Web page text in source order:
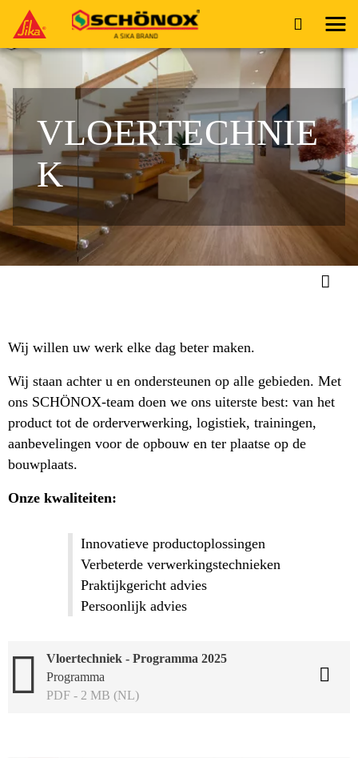
VLOERTECHNIE
K
Wij willen uw werk elke dag beter maken.
Wij staan achter u en ondersteunen op alle gebieden. Met
ons SCHÖNOX-team doen we ons uiterste best: van het
product tot de orderverwerking, logistiek, trainingen,
aanbevelingen voor de opbouw en ter plaatse op de
bouwplaats.
Onze kwaliteiten:
Innovatieve productoplossingen
Verbeterde verwerkingstechnieken
Praktijkgericht advies
Persoonlijk advies
Vloertechniek - Programma 2025
Programma
PDF - 2 MB (NL)